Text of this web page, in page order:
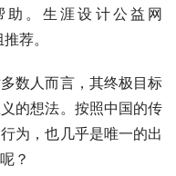
。生涯设计公益网
荐。
数人而言，其终极目标
的想法。按照中国的传
为，也几乎是唯一的出
？